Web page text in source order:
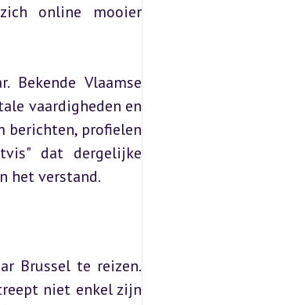
online mooier
Vlaamse
vaardigheden en
berichten, profielen
dat dergelijke
het verstand.
Brussel te reizen.
niet enkel zijn